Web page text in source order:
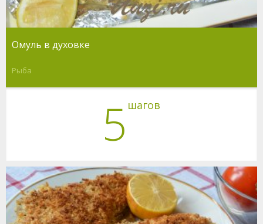
Омуль в духовке
Рыба
5 шагов